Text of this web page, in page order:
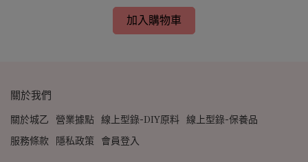
加入購物車
關於我們
關於城乙 營業據點 線上型錄-DIY原料 線上型錄-保養品
服務條款
隱私政策 會員登入